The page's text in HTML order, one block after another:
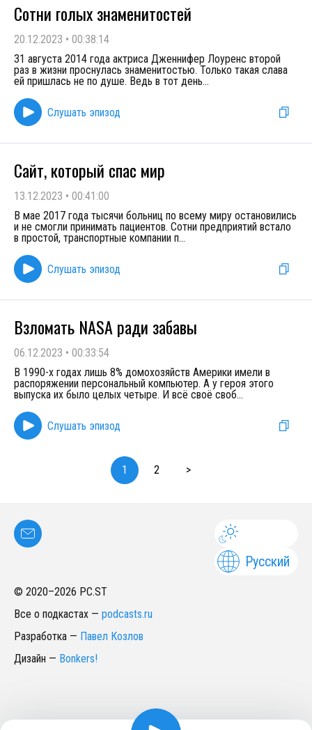
Сотни голых знаменитостей
20.12.2023 • 00:38:14
31 августа 2014 года актриса Дженнифер Лоуренс второй
раз в жизни проснулась знаменитостью. Только такая слава
ей пришлась не по душе. Ведь в тот день...
Слушать эпизод
Сайт, который спас мир
13.12.2023 • 00:41:00
В мае 2017 года тысячи больниц по всему миру остановились
и не смогли принимать пациентов. Сотни предприятий встало
в простой, транспортные компании п...
Слушать эпизод
Взломать NASA ради забавы
06.12.2023 • 00:33:54
В 1990-х годах лишь 8% домохозяйств Америки имели в
распоряжении персональный компьютер. А у героя этого
выпуска их было целых четыре. И всё своё своб...
Слушать эпизод
1 2 >
Русский
© 2020–2026 PC.ST
Все о подкастах — podcasts.ru
Разработка — Павел Козлов
Дизайн — Bonkers!